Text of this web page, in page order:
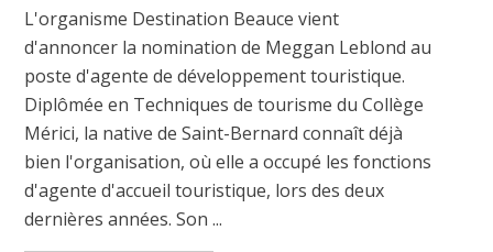
L'organisme Destination Beauce vient
d'annoncer la nomination de Meggan Leblond au
poste d'agente de développement touristique.
Diplômée en Techniques de tourisme du Collège
Mérici, la native de Saint-Bernard connaît déjà
bien l'organisation, où elle a occupé les fonctions
d'agente d'accueil touristique, lors des deux
dernières années. Son ...